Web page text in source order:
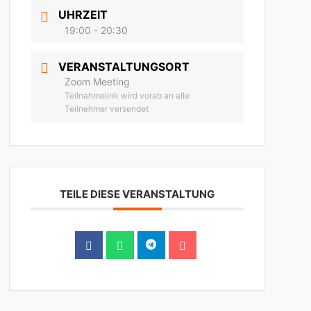
UHRZEIT
19:00 - 20:30
VERANSTALTUNGSORT
Zoom Meeting
Teilnahmelink wird vorab an alle
Teilnehmer versendet
TEILE DIESE VERANSTALTUNG